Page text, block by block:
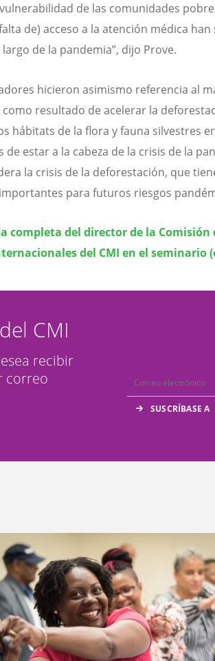
de las comunidades
de) acceso a la atención médica
de la pandemia”, dijo Prove.
hicieron asimismo referencia al
como resultado de acelerar la
hábitats de la flora y fauna silvestres
de estar a la cabeza de la crisis de la
la crisis de la deforestación, que
para futuros riesgos
completa del director de la Comisión
del CMI en el seminario
CMI
recibir
correo